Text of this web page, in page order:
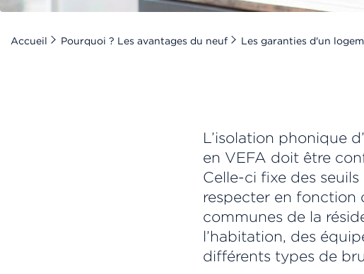
Accueil Pourquoi ? Les avantages du neuf Les garanties d'un
L’isolation phonique
en VEFA doit être
Celle-ci fixe des
respecter en fonction
communes de la
l’habitation, des
différents types de